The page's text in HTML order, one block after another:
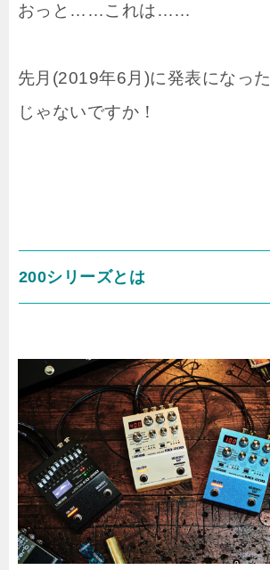
おっと……これは……
先月(2019年6月)に発表になった
じゃないですか！
200シリーズとは